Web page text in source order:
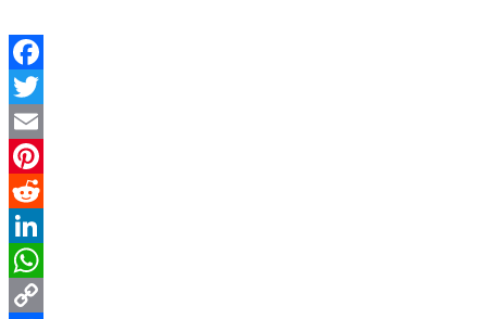
Facebook
Twitter
Email
Pinterest
Reddit
LinkedIn
WhatsApp